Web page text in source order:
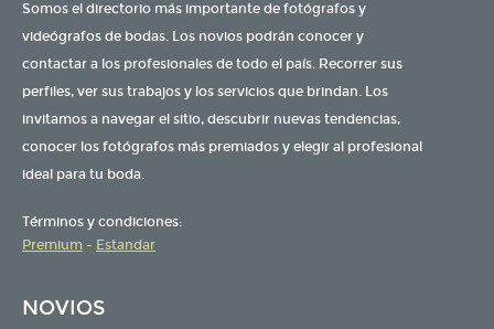
Somos el directorio más importante de fotógrafos y
videógrafos de bodas. Los novios podrán conocer y
contactar a los profesionales de todo el país. Recorrer sus
perfiles, ver sus trabajos y los servicios que brindan. Los
invitamos a navegar el sitio, descubrir nuevas tendencias,
conocer los fotógrafos más premiados y elegir al profesional
ideal para tu boda.
Términos y condiciones:
Premium - Estandar
NOVIOS